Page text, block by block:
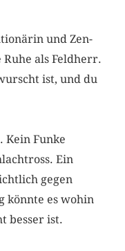
und Zen-
Ruhe als Feldherr.
ist, und du
Funke
Ein
gegen
könnte es wohin
besser ist.